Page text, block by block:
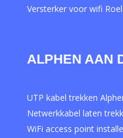
Versterker voor wifi
ALPHEN AAN
UTP kabel trekken
Netwerkkabel laten
WiFi access point